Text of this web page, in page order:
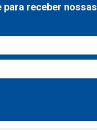
para receber nossas